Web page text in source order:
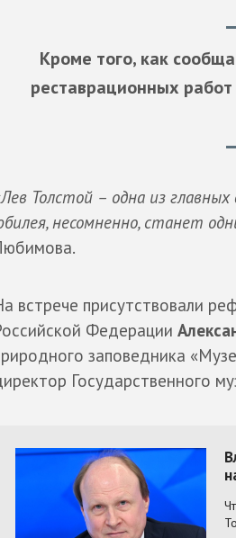
Кроме того, как
реставрационных
Толстой – одна из
несомненно, станет
встрече присутствовали
Федерации
заповедника
Государственного